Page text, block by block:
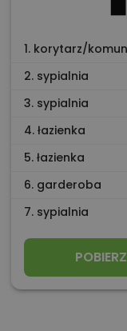
1. korytarz/
2. sypialnia
3. sypialnia
4. łazienka
5. łazienka
6. garderoba
7. sypialnia